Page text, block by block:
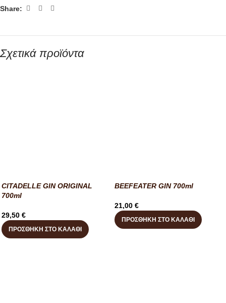
Share:
Σχετικά προϊόντα
CITADELLE GIN ORIGINAL
700ml
29,50 €
ΠΡΟΣΘΉΚΗ ΣΤΟ ΚΑΛΆΘΙ
BEEFEATER GIN 700ml
21,00 €
ΠΡΟΣΘΉΚΗ ΣΤΟ ΚΑΛΆΘΙ